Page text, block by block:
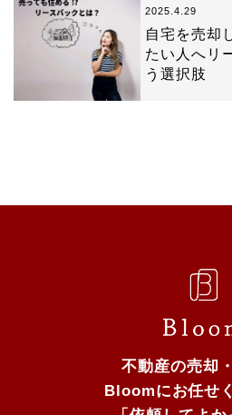
2025.4.29
自宅を売却
たい人へリ
う選択肢
不動産の売却
Bloomにお任せ